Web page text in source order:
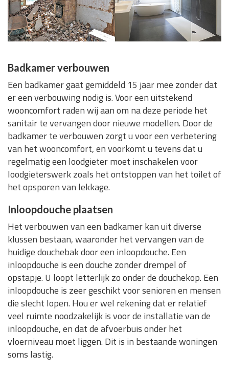
Badkamer verbouwen
Een badkamer gaat gemiddeld 15 jaar mee zonder dat
er een verbouwing nodig is. Voor een uitstekend
wooncomfort raden wij aan om na deze periode het
sanitair te vervangen door nieuwe modellen. Door de
badkamer te verbouwen zorgt u voor een verbetering
van het wooncomfort, en voorkomt u tevens dat u
regelmatig een loodgieter moet inschakelen voor
loodgieterswerk zoals het ontstoppen van het toilet of
het opsporen van lekkage.
Inloopdouche plaatsen
Het verbouwen van een badkamer kan uit diverse
klussen bestaan, waaronder het vervangen van de
huidige douchebak door een inloopdouche. Een
inloopdouche is een douche zonder drempel of
opstapje. U loopt letterlijk zo onder de douchekop. Een
inloopdouche is zeer geschikt voor senioren en mensen
die slecht lopen. Hou er wel rekening dat er relatief
veel ruimte noodzakelijk is voor de installatie van de
inloopdouche, en dat de afvoerbuis onder het
vloerniveau moet liggen. Dit is in bestaande woningen
soms lastig.